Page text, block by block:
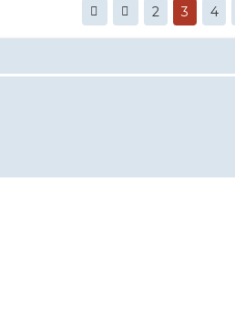
2 3 4